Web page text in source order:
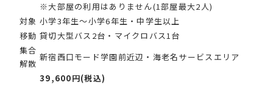
※大部屋の利用はありません(1部屋最大2人)
対象 小学3年生～小学6年生・中学生以上
移動 貸切大型バス2台・マイクロバス1台
集合
解散
新宿西口モード学園前近辺・海老名サービスエリア
39,600円(税込)